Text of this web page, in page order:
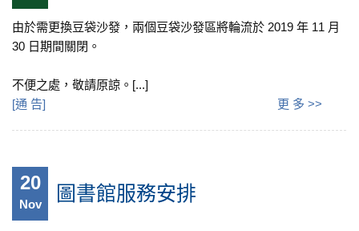
由於需更換豆袋沙發，兩個豆袋沙發區將輪流於 2019 年 11 月
30 日期間關閉。
不便之處，敬請原諒。[...]
[通 告] 更 多 >>
20
Nov 圖書館服務安排